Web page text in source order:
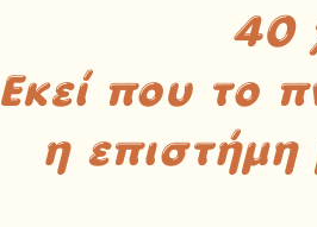
40
Εκεί που το
η